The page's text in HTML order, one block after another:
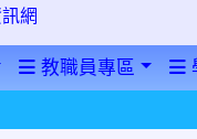
教職員專區